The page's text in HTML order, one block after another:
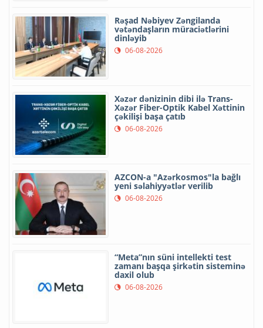
Rəşad Nəbiyev Zəngilanda
vətəndaşların müraciətlərini
dinləyib
06-08-2026
Xəzər dənizinin dibi ilə Trans-
Xəzər Fiber-Optik Kabel Xəttinin
çəkilişi başa çatıb
06-08-2026
AZCON-a "Azərkosmos"la bağlı
yeni səlahiyyətlər verilib
06-08-2026
“Meta”nın süni intellekti test
zamanı başqa şirkətin sisteminə
daxil olub
06-08-2026